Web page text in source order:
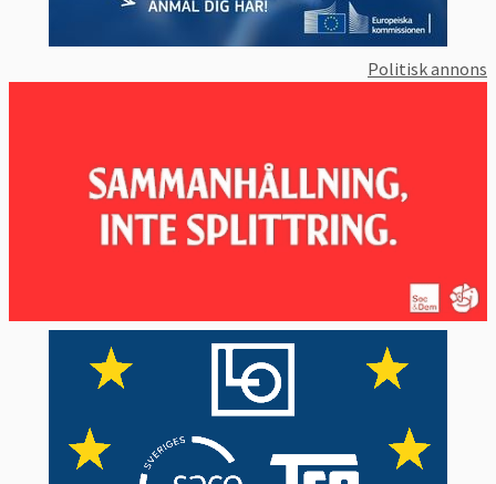
:
EU:s östliga partnerskap tog våren 2009 de
samarbete med EU. Syftet var att länderna i
högre grad skulle anpassa sig till EU:s
normer och regler för ekonomi, politik och
demokratiska reformer och ekonomisk
utveckling. Förslaget om ett östligt
partnerskap väcktes av Polen men
initierades i EU av Polen och Sverige i maj
2008.
Politisk annons